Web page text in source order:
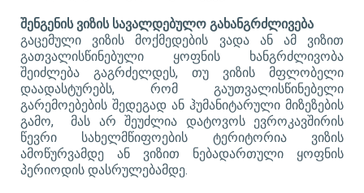
შენგენის ვიზის სავალდებულო გახანგრძლივება
გაცემული ვიზის მოქმედების ვადა ან ამ ვიზით
გათვალისწინებული ყოფნის ხანგრძლივობა
შეიძლება გაგრძელდეს, თუ ვიზის მფლობელი
დაადასტურებს, რომ გაუთვალისწინებელი
გარემოებების შედეგად ან ჰუმანიტარული მიზეზების
გამო, მას არ შეუძლია დატოვოს ევროკავშირის
წევრი სახელმწიფოების ტერიტორია ვიზის
ამოწურვამდე ან ვიზით ნებადართული ყოფნის
პერიოდის დასრულებამდე.